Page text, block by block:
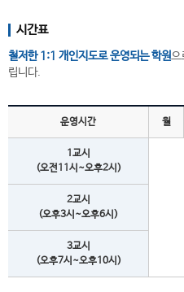
시간표
철저한 1:1 개인지도로 운영되는 학원으
립니다.
운영시간 월
1교시
(오전11시~오후2시)
2교시
(오후3시~오후6시)
3교시
(오후7시~오후10시)